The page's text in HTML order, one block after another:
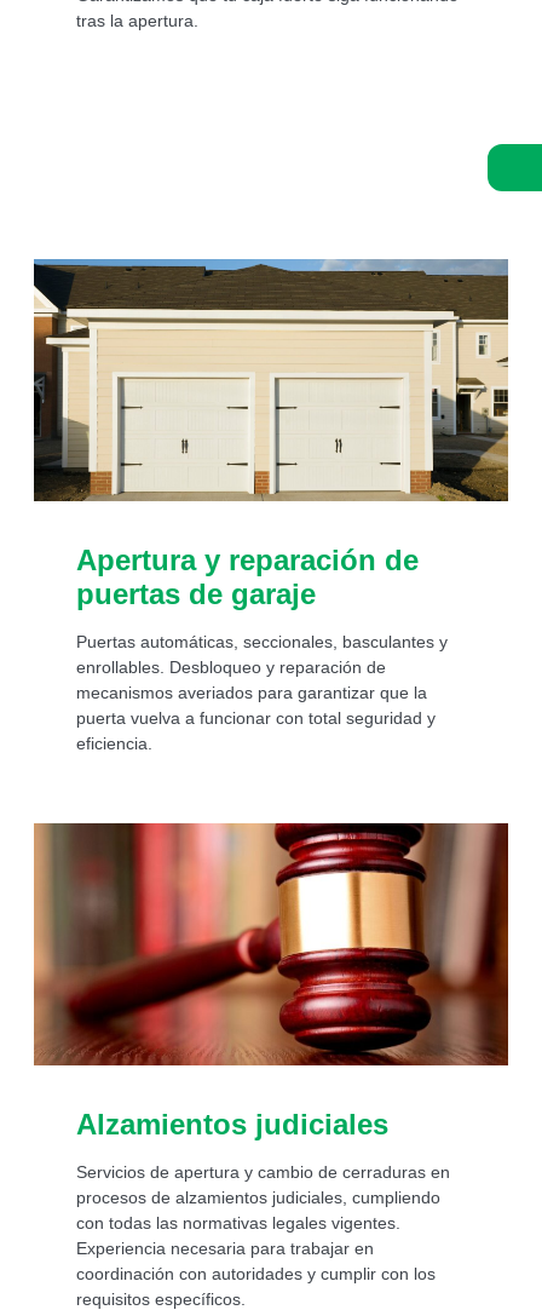
tras la apertura.
Apertura y reparación de
puertas de garaje
Puertas automáticas, seccionales, basculantes y
enrollables. Desbloqueo y reparación de
mecanismos averiados para garantizar que la
puerta vuelva a funcionar con total seguridad y
eficiencia.
Alzamientos judiciales
Servicios de apertura y cambio de cerraduras en
procesos de alzamientos judiciales, cumpliendo
con todas las normativas legales vigentes.
Experiencia necesaria para trabajar en
coordinación con autoridades y cumplir con los
requisitos específicos.